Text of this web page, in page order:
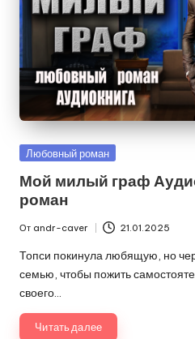
Опубликовано
Любовный роман
Мой милый граф
роман
Запись
от
От andr-caver 21.01.2025
Топси покинула любящую, но
семью, чтобы пожить
своего…
Читать далее